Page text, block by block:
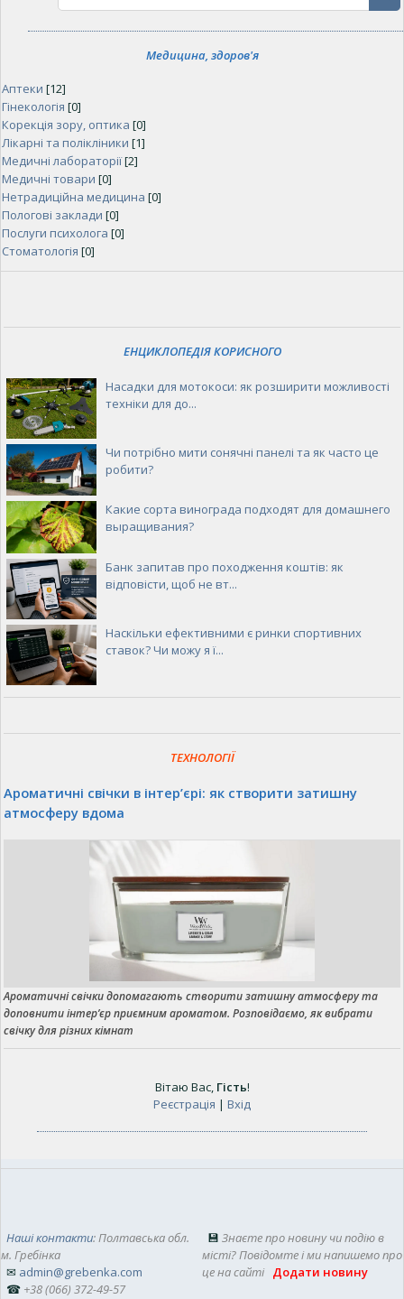
Медицина, здоров'я
Аптеки [12]
Гінекологія [0]
Корекція зору, оптика [0]
Лікарні та полікліники [1]
Медичні лабораторії[2]
Медичні товари [0]
Нетрадиційна медицина [0]
Пологові заклади [0]
Послуги психолога [0]
Стоматологія [0]
ЕНЦИКЛОПЕДІЯ КОРИСНОГО
Насадки для мотокоси: як розширити можливості
техніки для до...
Чи потрібно мити сонячні панелі та як часто це
робити?
Какие сорта винограда подходят для домашнего
выращивания?
Банк запитав про походження коштів: як
відповісти, щоб не вт...
Наскільки ефективними є ринки спортивних
ставок? Чи можу я ї...
ТЕХНОЛОГІЇ
Ароматичні свічки в інтер’єрі: як створити затишну
атмосферу вдома
Ароматичні свічки допомагають створити затишну атмосферу та
доповнити інтер’єр приємним ароматом. Розповідаємо, як вибрати
свічку для різних кімнат
Вітаю Вас, Гість!
Реєстрація | Вхід
Наші контакти: Полтавська обл.
м. Гребінка
✉ admin@grebenka.com
☎ +38 (066) 372-49-57
💾 Знаєте про новину чи подію в
місті? Повідомте і ми напишемо про
це на сайті Додати новину